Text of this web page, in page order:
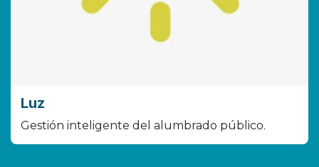
Luz
Gestión inteligente del alumbrado público.